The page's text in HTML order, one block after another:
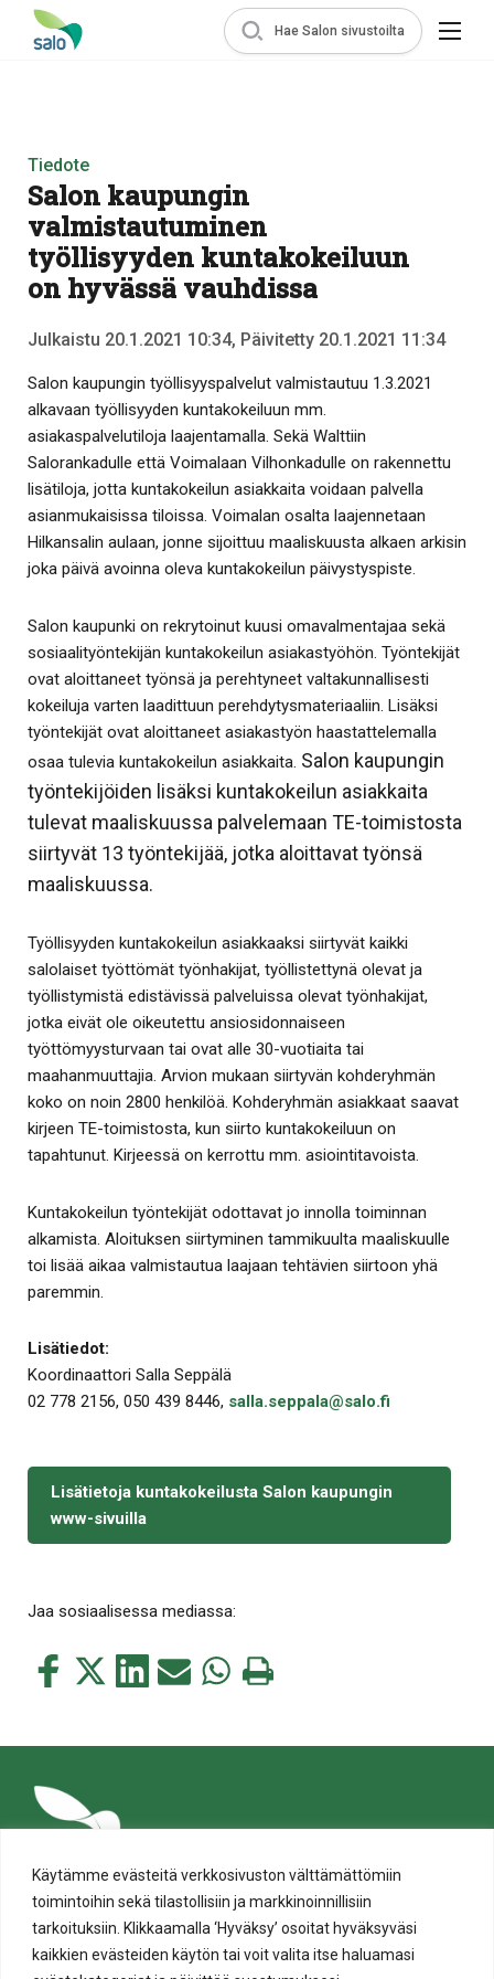
Käytämme evästeitä verkkosivuston välttämättömiin
toimintoihin sekä tilastollisiin ja markkinoinnillisiin
tarkoituksiin. Klikkaamalla ‘Hyväksy’ osoitat hyväksyväsi
kaikkien evästeiden käytön tai voit valita itse haluamasi
Hae Salon sivustoilta
Tiedote
Salon kaupungin
valmistautuminen
työllisyyden kuntakokeiluun
on hyvässä vauhdissa
Julkaistu 20.1.2021 10:34, Päivitetty 20.1.2021 11:34
Salon kaupungin työllisyyspalvelut valmistautuu 1.3.2021
alkavaan työllisyyden kuntakokeiluun mm.
asiakaspalvelutiloja laajentamalla. Sekä Walttiin
Salorankadulle että Voimalaan Vilhonkadulle on rakennettu
lisätiloja, jotta kuntakokeilun asiakkaita voidaan palvella
asianmukaisissa tiloissa. Voimalan osalta laajennetaan
Hilkansalin aulaan, jonne sijoittuu maaliskuusta alkaen arkisin
joka päivä avoinna oleva kuntakokeilun päivystyspiste.
Salon kaupunki on rekrytoinut kuusi omavalmentajaa sekä
sosiaalityöntekijän kuntakokeilun asiakastyöhön. Työntekijät
ovat aloittaneet työnsä ja perehtyneet valtakunnallisesti
kokeiluja varten laadittuun perehdytysmateriaaliin. Lisäksi
työntekijät ovat aloittaneet asiakastyön haastattelemalla
osaa tulevia kuntakokeilun asiakkaita. Salon kaupungin
työntekijöiden lisäksi kuntakokeilun asiakkaita
tulevat maaliskuussa palvelemaan TE-toimistosta
siirtyvät 13 työntekijää, jotka aloittavat työnsä
maaliskuussa.
Työllisyyden kuntakokeilun asiakkaaksi siirtyvät kaikki
salolaiset työttömät työnhakijat, työllistettynä olevat ja
työllistymistä edistävissä palveluissa olevat työnhakijat,
jotka eivät ole oikeutettu ansiosidonnaiseen
työttömyysturvaan tai ovat alle 30-vuotiaita tai
maahanmuuttajia. Arvion mukaan siirtyvän kohderyhmän
koko on noin 2800 henkilöä. Kohderyhmän asiakkaat saavat
kirjeen TE-toimistosta, kun siirto kuntakokeiluun on
tapahtunut. Kirjeessä on kerrottu mm. asiointitavoista.
Kuntakokeilun työntekijät odottavat jo innolla toiminnan
alkamista. Aloituksen siirtyminen tammikuulta maaliskuulle
toi lisää aikaa valmistautua laajaan tehtävien siirtoon yhä
paremmin.
Lisätiedot:
Koordinaattori Salla Seppälä
02 778 2156, 050 439 8446, salla.seppala@salo.fi
Lisätietoja kuntakokeilusta Salon kaupungin
www-sivuilla
Jaa sosiaalisessa mediassa:
Jaa
Jaa
Jaa Jaa Jaa Tulosta